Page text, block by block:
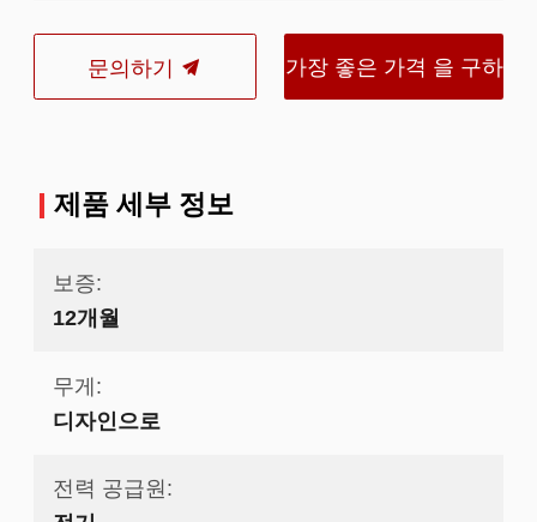
문의하기 가장 좋은 가격 을 구하
제품 세부 정보
보증:
12개월
무게:
디자인으로
전력 공급원: